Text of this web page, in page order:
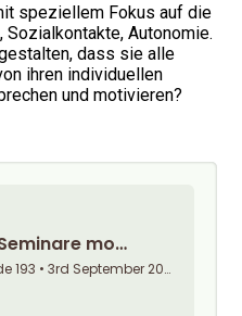
speziellem Fokus auf die
Autonomie.
dass sie alle
ihren individuellen
und motivieren?